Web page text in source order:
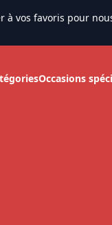
à vos favoris pour
Occasions